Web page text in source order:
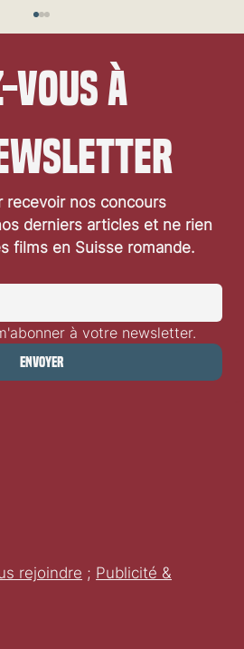
de Martin Darondeau
interview de Martin
vous à
recevoir nos concours
derniers articles et ne rien
films en Suisse romande.
à votre newsletter.
Envoyer
rejoindre ; Publicité &